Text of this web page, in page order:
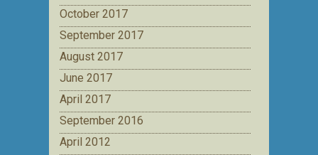
October 2017
September 2017
August 2017
June 2017
April 2017
September 2016
April 2012